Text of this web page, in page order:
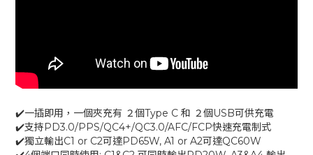
✔️一插即用，一個夾充有 ２個Type C 和 ２個USB可供充電
✔️支持PD3.0/PPS/QC4+/QC3.0/AFC/FCP快速充電制式
✔️獨立輸出C1 or C2可達PD65W, A1 or A2可達QC60W